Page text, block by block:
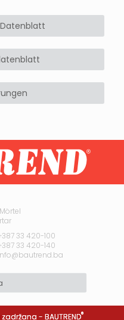
33 420-100
33 420-140
- BAUTREND®